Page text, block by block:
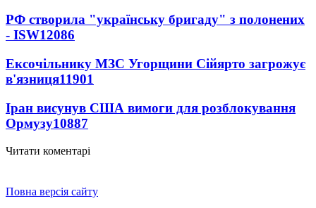
РФ створила "українську бригаду" з полонених
- ISW12086
Ексочільнику МЗС Угорщини Сійярто загрожує
в'язниця11901
Іран висунув США вимоги для розблокування
Ормузу10887
Читати коментарі
Повна версія сайту